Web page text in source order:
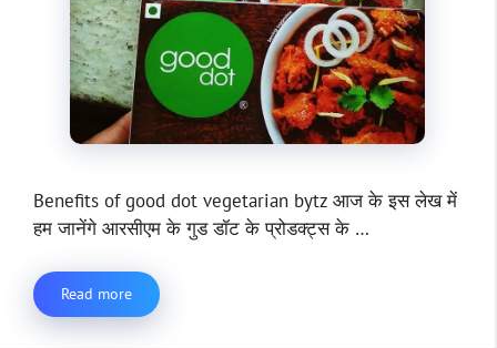
Benefits of good dot vegetarian bytz आज के इस लेख में
हम जानेंगे आरसीएम के गुड डॉट के प्रोडक्ट्स के …
Read more